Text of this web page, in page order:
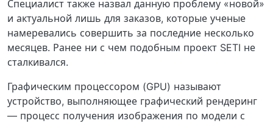
Специалист также назвал данную проблему «новой»
и актуальной лишь для заказов, которые ученые
намеревались совершить за последние несколько
месяцев. Ранее ни с чем подобным проект SETI не
сталкивался.
Графическим процессором (GPU) называют
устройство, выполняющее графический рендеринг
— процесс получения изображения по модели с